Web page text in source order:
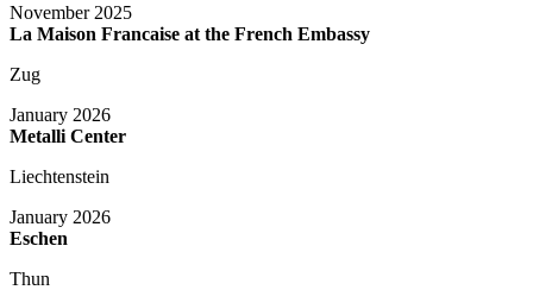
November 2025
La Maison Francaise at the French Embassy
Zug
January 2026
Metalli Center
Liechtenstein
January 2026
Eschen
Thun